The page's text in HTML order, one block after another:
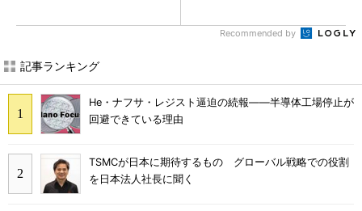
Recommended by
記事ランキング
He・ナフサ・レジスト逼迫の続報――半導体工場停止が
回避できている理由
TSMCが日本に期待するもの グローバル戦略での役割
を日本法人社長に聞く